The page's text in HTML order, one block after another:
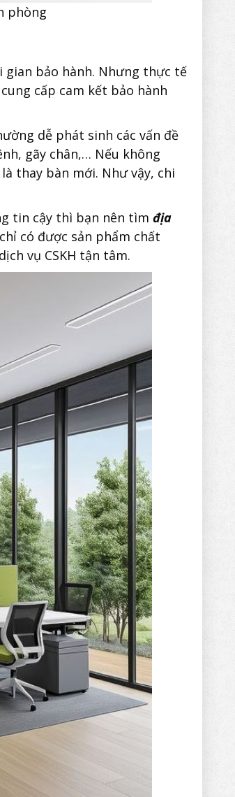
phòng
bảo hành. Nhưng thực tế
cấp cam kết bảo hành
dễ phát sinh các vấn đề
gãy chân,… Nếu không
thay bàn mới. Như vậy, chi
tin cậy thì bạn nên tìm địa
có được sản phẩm chất
vụ CSKH tận tâm.